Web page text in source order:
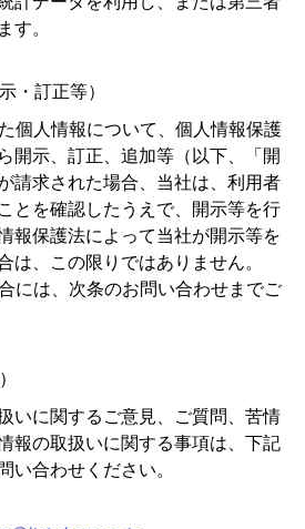
。
・訂正等）
個人情報について、個人情報保護
開示、訂正、追加等（以下、「開
請求された場合、当社は、利用者
とを確認したうえで、開示等を行
報保護法によって当社が開示等を
は、この限りではありません。
には、次条のお問い合わせまでご
いに関するご意見、ご質問、苦情
報の取扱いに関する事項は、下記
い合わせください。